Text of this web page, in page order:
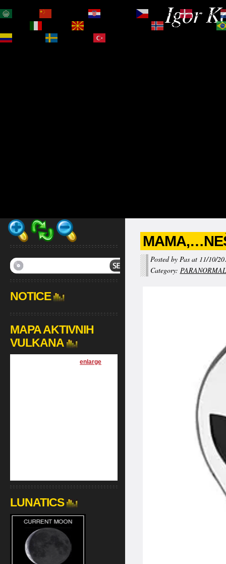
Igor
Posted by Pas at 11/10/
Category:
NOTICE
MAPA AKTIVNIH
VULKANA
[enlarge
LUNATICS
Čeština‎
Dansk
Norsk bokmål